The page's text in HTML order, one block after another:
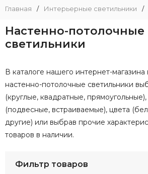
Главная / Интерьерные светильники /
Настенно-потолочные
светильники
В каталоге нашего интернет-
настенно-потолочные светильники
(круглые, квадратные,
(подвесные, встраиваемые), цвета
другие) или выбрав прочие
товаров в наличии.
Фильтр товаров